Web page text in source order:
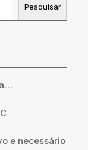
Pesquisar
e necessário